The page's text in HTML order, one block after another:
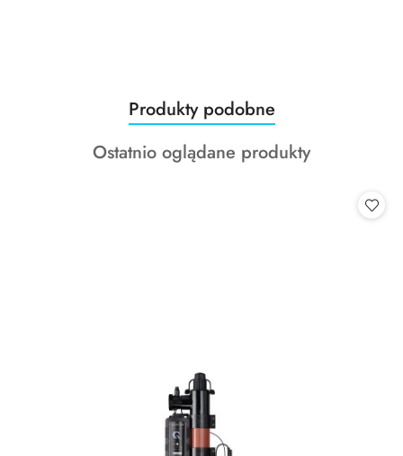
Pomiń karuzelę produktów
Produkty
o
statusie:
Produkty podobne
Produkty
Ostatnio oglądane produkty